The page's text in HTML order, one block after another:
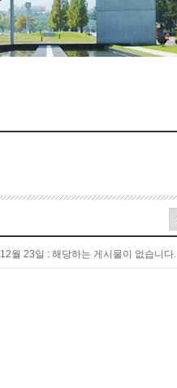
12월 23일 : 해당하는 게시물이 없습니다.